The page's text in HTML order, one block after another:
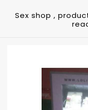
Sex shop ,